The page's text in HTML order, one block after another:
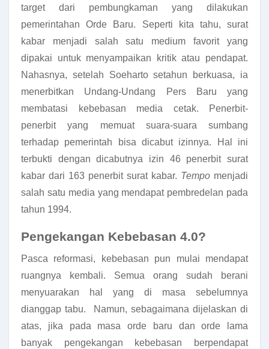
target dari pembungkaman yang dilakukan
pemerintahan Orde Baru. Seperti kita tahu, surat
kabar menjadi salah satu medium favorit yang
dipakai untuk menyampaikan kritik atau pendapat.
Nahasnya, setelah Soeharto setahun berkuasa, ia
menerbitkan Undang-Undang Pers Baru yang
membatasi kebebasan media cetak. Penerbit-
penerbit yang memuat suara-suara sumbang
terhadap pemerintah bisa dicabut izinnya. Hal ini
terbukti dengan dicabutnya izin 46 penerbit surat
kabar dari 163 penerbit surat kabar. Te​mpo menjadi
salah satu media yang mendapat pembredelan pada
tahun 1994.
Pengekangan Kebebasan 4.0?
Pasca reformasi, kebebasan pun mulai mendapat
ruangnya kembali. Semua orang sudah berani
menyuarakan hal yang di masa sebelumnya
dianggap tabu. Namun, sebagaimana dijelaskan di
atas, jika pada masa orde baru dan orde lama
banyak pengekangan kebebasan berpendapat